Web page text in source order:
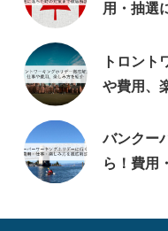
用・抽選
トロント
や費用、
バンクー
ら！費用